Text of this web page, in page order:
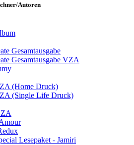
Autoren
Gesamtausgabe
Gesamtausgabe VZA
(Home Druck)
(Single Life Druck)
Lesepaket - Jamiri